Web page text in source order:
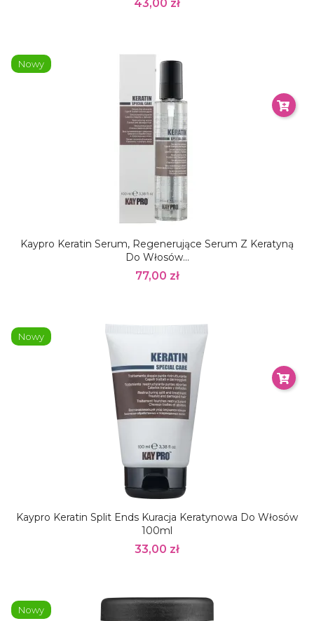
43,00 zł
Kaypro Keratin Serum, Regenerujące Serum Z Keratyną
Do Włosów...
77,00 zł
Nowy
Kaypro Keratin Split Ends Kuracja Keratynowa Do Włosów
100ml
33,00 zł
Nowy
Nowy